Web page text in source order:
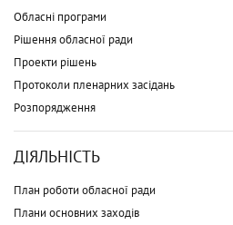
Обласні програми
Рішення обласної ради
Проекти рішень
Протоколи пленарних засідань
Розпорядження
ДІЯЛЬНІСТЬ
План роботи обласної ради
Плани основних заходів